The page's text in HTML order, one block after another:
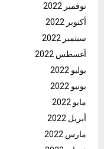
نوفمبر 2022
أكتوبر 2022
سبتمبر 2022
أغسطس 2022
يوليو 2022
يونيو 2022
مايو 2022
أبريل 2022
مارس 2022